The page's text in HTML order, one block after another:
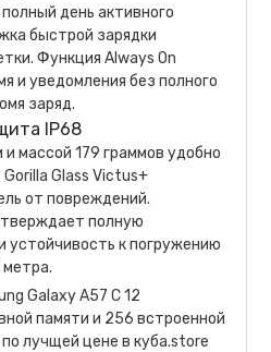
день активного
быстрой зарядки
Функция Always On
и уведомления без полного
заряд.
IP68
массой 179 граммов удобно
Glass Victus+
от повреждений.
полную
устойчивость к погружению
метра.
Galaxy A57 С 12
памяти и 256 встроенной
лучщей цене в куба.store